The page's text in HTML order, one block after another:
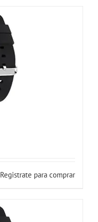
Registrate para comprar